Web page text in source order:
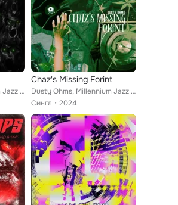
Dusty Ohms, Millennium Jazz Music
Chaz's Missing Forint
Dusty Ohms, Millennium Jazz Music
Сингл
2024